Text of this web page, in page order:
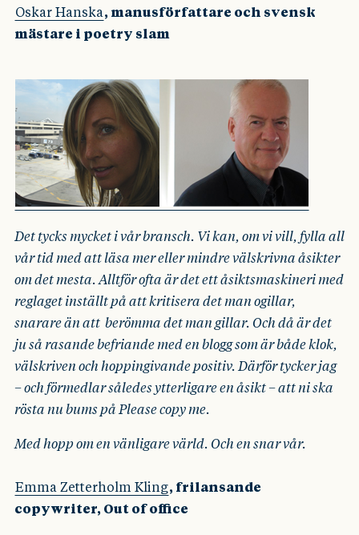
Oskar Hanska, manusförfattare och svensk
mästare i poetry slam
Det tycks mycket i vår bransch. Vi kan, om vi vill, fylla all
vår tid med att läsa mer eller mindre välskrivna åsikter
om det mesta. Alltför ofta är det ett åsiktsmaskineri med
reglaget inställt på att kritisera det man ogillar,
snarare än att berömma det man gillar. Och då är det
ju så rasande befriande med en blogg som är både klok,
välskriven och hoppingivande positiv. Därför tycker jag
– och förmedlar således ytterligare en åsikt – att ni ska
rösta nu bums på Please copy me.
Med hopp om en vänligare värld. Och en snar vår.
Emma Zetterholm Kling, frilansande
copywriter, Out of office